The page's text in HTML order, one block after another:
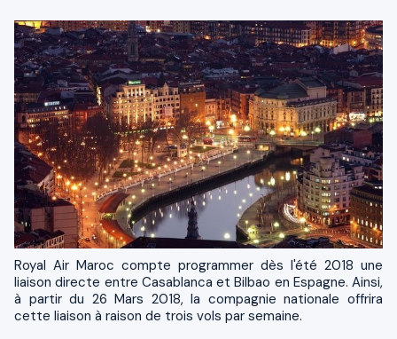
Royal Air Maroc compte programmer dès l'été 2018 une
liaison directe entre Casablanca et Bilbao en Espagne. Ainsi,
à partir du 26 Mars 2018, la compagnie nationale offrira
cette liaison à raison de trois vols par semaine.